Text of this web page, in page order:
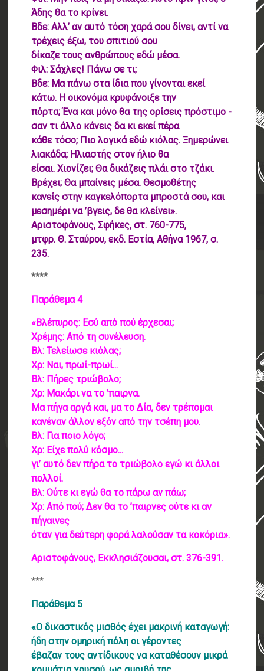
Άδης θα το κρίνει.
Βδε: Αλλ’ αν αυτό τόση χαρά σου δίνει, αντί να
τρέχεις έξω, του σπιτιού σου
δίκαζε τους ανθρώπους εδώ μέσα.
Φιλ: Σάχλες! Πάνω σε τι;
Βδε: Μα πάνω στα ίδια που γίνονται εκεί
κάτω. Η οικονόμα κρυφάνοιξε την
πόρτα; Ένα και μόνο θα της ορίσεις πρόστιμο -
σαν τι άλλο κάνεις δα κι εκεί πέρα
κάθε τόσο; Πιο λογικά εδώ κιόλας. Ξημερώνει
λιακάδα; Ηλιαστής στον ήλιο θα
είσαι. Χιονίζει; Θα δικάζεις πλάι στο τζάκι.
Βρέχει; Θα μπαίνεις μέσα. Θεσμοθέτης
κανείς στην καγκελόπορτα μπροστά σου, και
μεσημέρι να ’βγεις, δε θα κλείνει».
Αριστοφάνους, Σφήκες, στ. 760-775,
μτφρ. Θ. Σταύρου, εκδ. Εστία, Αθήνα 1967, σ.
235.
****
Παράθεμα 4
«Βλέπυρος: Εσύ από πού έρχεσαι;
Χρέμης: Από τη συνέλευση.
Βλ: Τελείωσε κιόλας;
Χρ: Ναι, πρωί-πρωί...
Βλ: Πήρες τριώβολο;
Χρ: Μακάρι να το ’παιρνα.
Μα πήγα αργά και, μα το Δία, δεν τρέπομαι
κανέναν άλλον εξόν από την τσέπη μου.
Βλ: Για ποιο λόγο;
Χρ: Είχε πολύ κόσμο...
γι’ αυτό δεν πήρα το τριώβολο εγώ κι άλλοι
πολλοί.
Βλ: Ούτε κι εγώ θα το πάρω αν πάω;
Χρ: Από πού; Δεν θα το ’παιρνες ούτε κι αν
πήγαινες
όταν για δεύτερη φορά λαλούσαν τα κοκόρια».
Αριστοφάνους, Εκκλησιάζουσαι, στ. 376-391.
***
Παράθεμα 5
«Ο δικαστικός μισθός έχει μακρινή καταγωγή:
ήδη στην ομηρική πόλη οι γέροντες
έβαζαν τους αντίδικους να καταθέσουν μικρά